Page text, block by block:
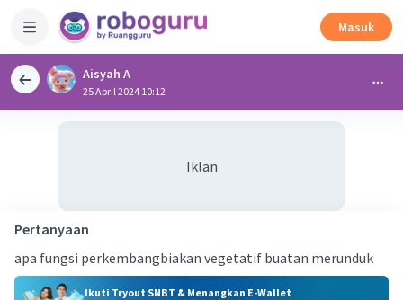
Masuk
Aisyah A
25 April 2024 10:12
Iklan
Pertanyaan
apa fungsi perkembangbiakan vegetatif buatan merunduk
Ikuti Tryout SNBT & Menangkan E-Wallet